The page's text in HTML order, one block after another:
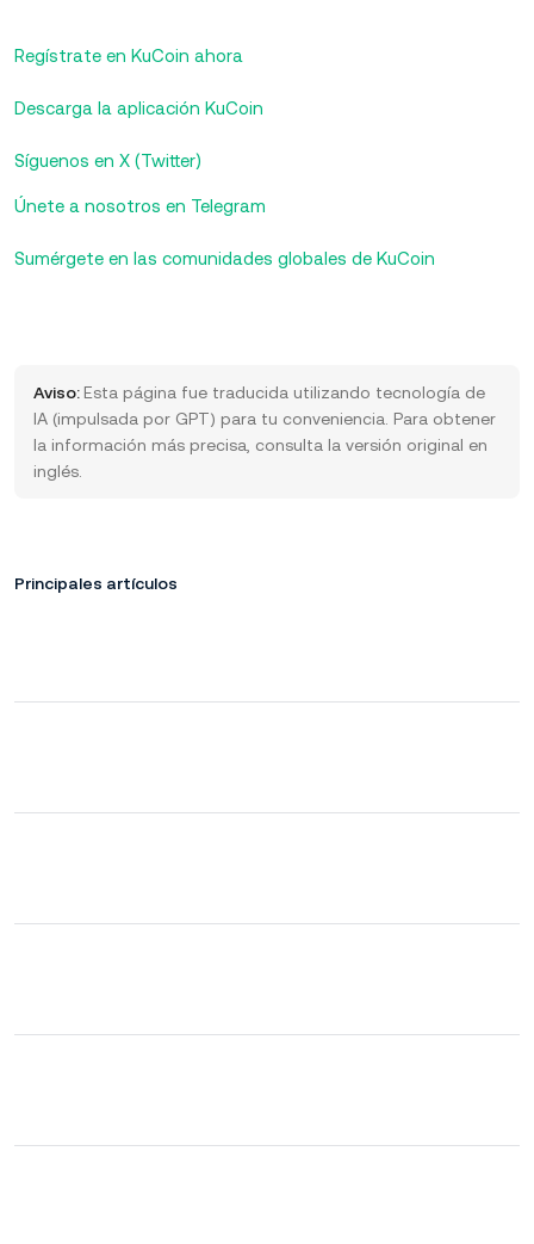
Regístrate en KuCoin ahora
Descarga la aplicación KuCoin
Síguenos en X (Twitter)
Únete a nosotros en Telegram
Sumérgete en las comunidades globales de KuCoin
Aviso: Esta página fue traducida utilizando tecnología de
IA (impulsada por GPT) para tu conveniencia. Para obtener
la información más precisa, consulta la versión original en
inglés.
Principales artículos